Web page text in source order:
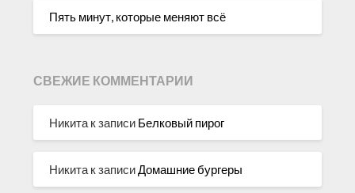
Пять минут, которые меняют всё
СВЕЖИЕ КОММЕНТАРИИ
Никита к записи Белковый пирог
Никита к записиДомашние бургеры